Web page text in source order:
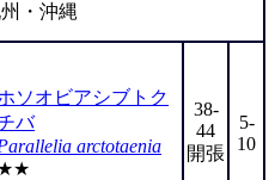
・沖縄
ソオビアシブトク
バ
arctotaenia
38-
44
開張
5-
10